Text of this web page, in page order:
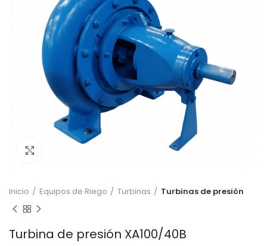
Inicio Equipos de Riego Turbinas Turbinas de presión
Turbina de presión XA100/40B